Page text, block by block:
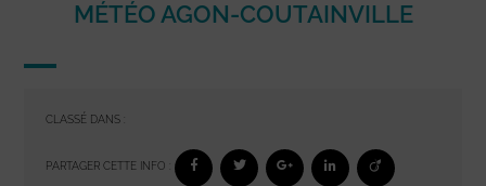
MÉTÉO AGON-COUTAINVILLE
CLASSÉ DANS :
PARTAGER CETTE INFO :